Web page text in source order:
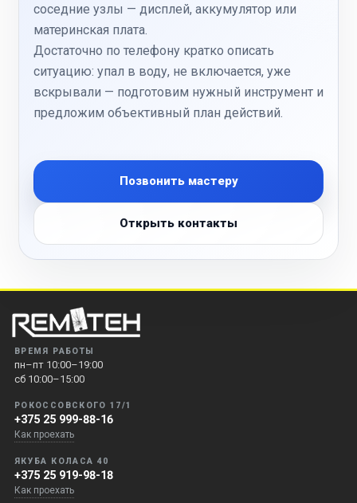
соседние узлы — дисплей, аккумулятор или
материнская плата.
Достаточно по телефону кратко описать
ситуацию: упал в воду, не включается, уже
вскрывали — подготовим нужный инструмент и
предложим объективный план действий.
Позвонить мастеру
Открыть контакты
ВРЕМЯ РАБОТЫ
пн–пт 10:00–19:00
сб 10:00–15:00
РОКОССОВСКОГО 17/1
+375 25 999-88-16
Как проехать
ЯКУБА КОЛАСА 40
+375 25 919-98-18
Как проехать